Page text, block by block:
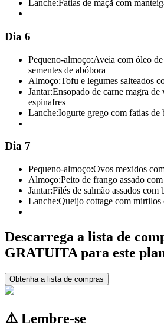
Lanche:Fatias de maçã com
Dia 6
Pequeno-almoço:Aveia com óleo
sementes de abóbora
Almoço:Tofu e legumes salteados
Jantar:Ensopado de carne magra de
espinafres
Lanche:Iogurte grego com fatias de
Dia 7
Pequeno-almoço:Ovos mexidos
Almoço:Peito de frango assado
Jantar:Filés de salmão assados com
Lanche:Queijo cottage com mirtilos
Descarrega a lista de
GRATUITA para este
Obtenha a lista de compras
⚠️ Lembre-se